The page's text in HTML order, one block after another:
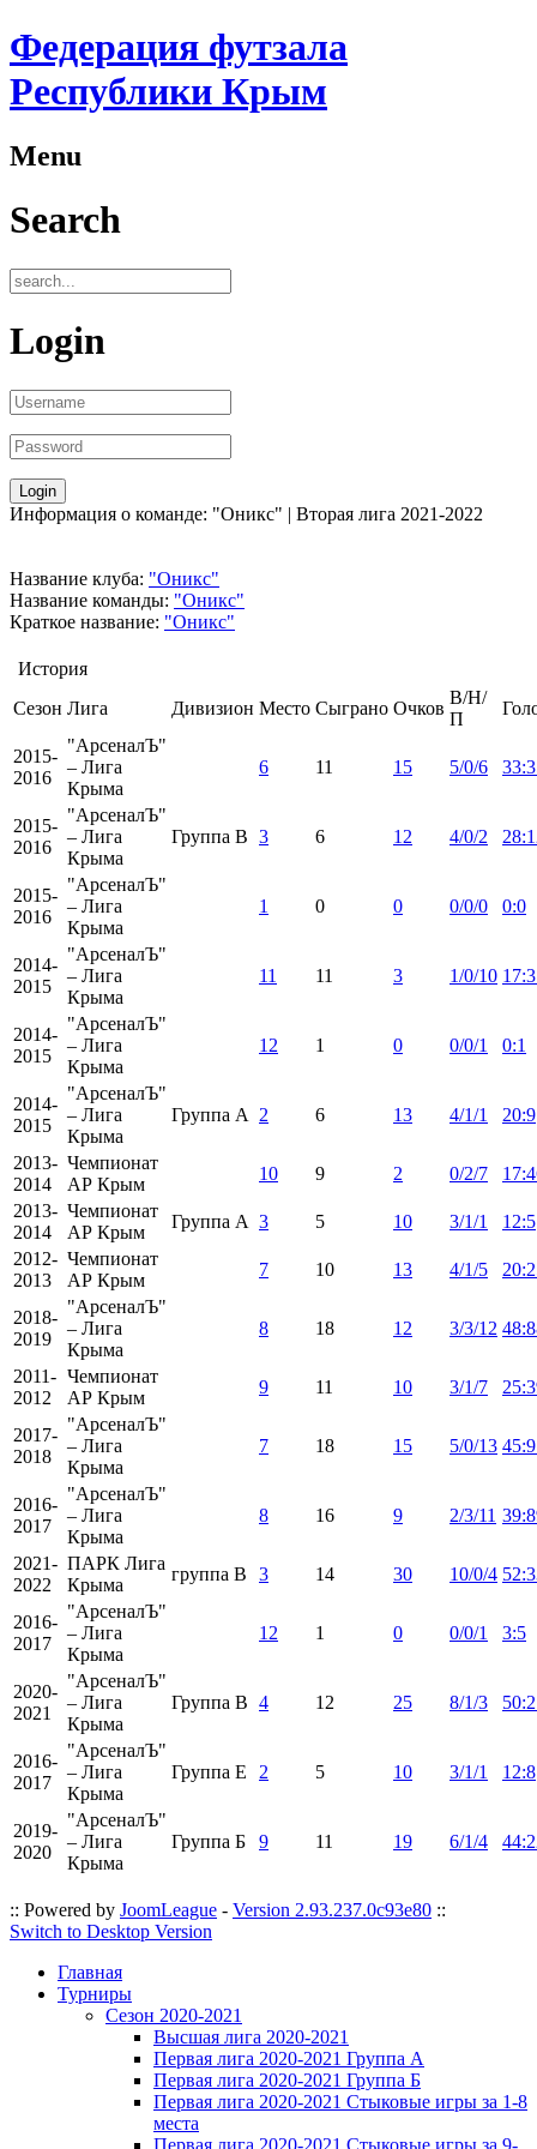
Федерация футзала
Республики Крым
Menu
Search
Login
Информация о команде: "Оникс" | Вторая лига 2021-2022
Название клуба: "Оникс"
Название команды: "Оникс"
Краткое название: "Оникс"
История
Сезон Лига Дивизион Место Сыграно Очков
В/Н/
П
2015-
2016
"АрсеналЪ"
– Лига
Крыма
6 11 15 5/0/6
2015-
2016
"АрсеналЪ"
– Лига
Крыма
Группа B 3 6 12 4/0/2
2015-
2016
"АрсеналЪ"
– Лига
Крыма
1 0 0 0/0/0 0:0
2014-
2015
"АрсеналЪ"
– Лига
Крыма
11 11 3 1/0/10
2014-
2015
"АрсеналЪ"
– Лига
Крыма
12 1 0 0/0/1 0:1
2014-
2015
"АрсеналЪ"
– Лига
Крыма
Группа A 2 6 13 4/1/1 20:9
2013-
2014
Чемпионат
АР Крым
10 9 2 0/2/7
2013-
2014
Чемпионат
АР Крым
Группа A 3 5 10 3/1/1
12:5
2012-
2013
Чемпионат
АР Крым
7 10 13 4/1/5
2018-
2019
"АрсеналЪ"
– Лига
Крыма
8 18 12 3/3/12
2011-
2012
Чемпионат
АР Крым
9 11 10 3/1/7
2017-
2018
"АрсеналЪ"
– Лига
Крыма
7 18 15 5/0/13
2016-
2017
"АрсеналЪ"
– Лига
Крыма
8 16 9 2/3/11
2021-
2022
ПАРК Лига
Крыма
группа В 3 14 30 10/0/4
2016-
2017
"АрсеналЪ"
– Лига
Крыма
12 1 0 0/0/1 3:5
2020-
2021
"АрсеналЪ"
– Лига
Крыма
Группа В 4 12 25 8/1/3
2016-
2017
"АрсеналЪ"
– Лига
Крыма
Группа E 2 5 10 3/1/1 12:8
2019-
2020
"АрсеналЪ"
– Лига
Крыма
Группа Б 9 11 19 6/1/4
:: Powered by JoomLeague - Version 2.93.237.0c93e80 ::
Switch to Desktop Version
Главная
Турниры
Сезон 2020-2021
Высшая лига 2020-2021
Первая лига 2020-2021 Группа А
Первая лига 2020-2021 Группа Б
Первая лига 2020-2021 Стыковые игры за 1-8
места
Первая лига 2020-2021 Стыковые игры за 9-